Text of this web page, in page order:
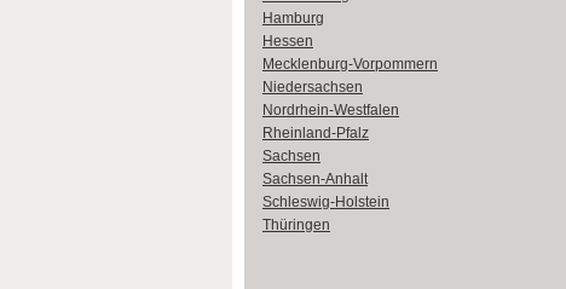
Hamburg
Hessen
Mecklenburg-Vorpommern
Niedersachsen
Nordrhein-Westfalen
Rheinland-Pfalz
Sachsen
Sachsen-Anhalt
Schleswig-Holstein
Thüringen